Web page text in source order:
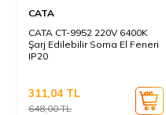
CATA
CATA CT-9952 220V 6400K
Şarj Edilebilir Soma El Feneri
IP20
648,00TL
311,04 TL